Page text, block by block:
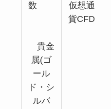
数
貴金
属(ゴ
ール
ド・シ
ルバ
仮想通
貨CFD